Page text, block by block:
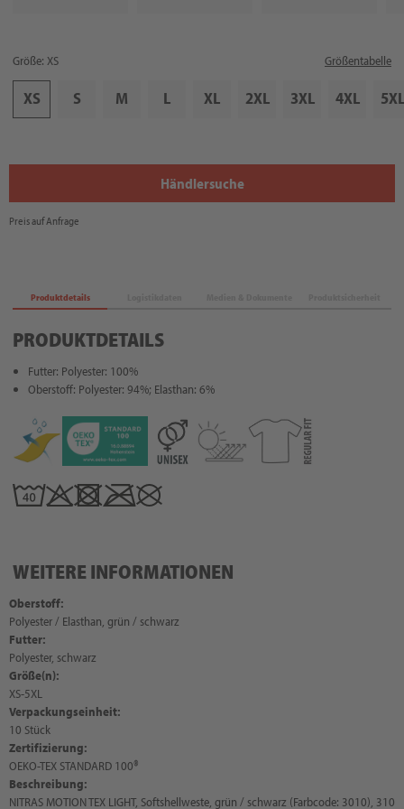
Größe: XS Größentabelle
XS S M L XL 2XL 3XL 4XL 5XL
Händlersuche
Preis auf Anfrage
Produktdetails
PRODUKTDETAILS
Futter: Polyester: 100%
Oberstoff: Polyester: 94%; Elasthan: 6%
WEITERE INFORMATIONEN
Oberstoff:
Polyester / Elasthan, grün / schwarz
Futter:
Polyester, schwarz
Größe(n):
XS-5XL
Verpackungseinheit:
10 Stück
Zertifizierung:
OEKO-TEX STANDARD 100®
Beschreibung:
NITRAS MOTION TEX LIGHT, Softshellweste, grün / schwarz (Farbcode: 3010), 310